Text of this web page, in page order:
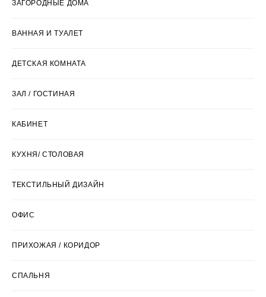
ЗАГОРОДНЫЕ ДОМА
ВАННАЯ И ТУАЛЕТ
ДЕТСКАЯ КОМНАТА
ЗАЛ / ГОСТИНАЯ
КАБИНЕТ
КУХНЯ/ СТОЛОВАЯ
ТЕКСТИЛЬНЫЙ ДИЗАЙН
ОФИС
ПРИХОЖАЯ / КОРИДОР
СПАЛЬНЯ